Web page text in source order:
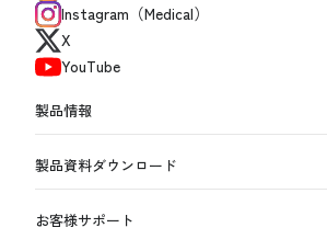
Instagram（Medical）
X
YouTube
製品情報
製品資料ダウンロード
お客様サポート